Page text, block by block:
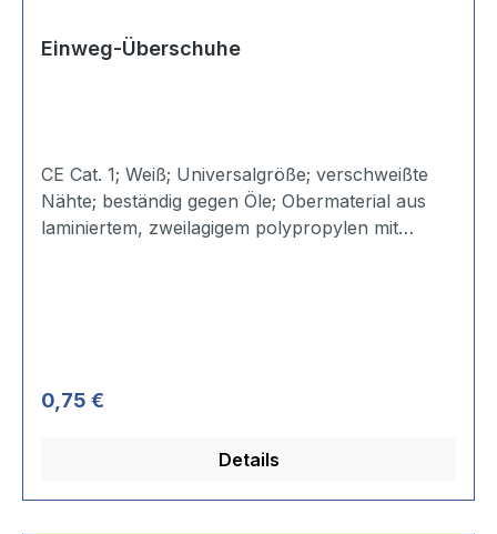
Einweg-Überschuhe
CE Cat. 1; Weiß; Universalgröße; verschweißte
Nähte; beständig gegen Öle; Obermaterial aus
laminiertem, zweilagigem polypropylen mit
Regulärer Preis:
0,75 €
Details